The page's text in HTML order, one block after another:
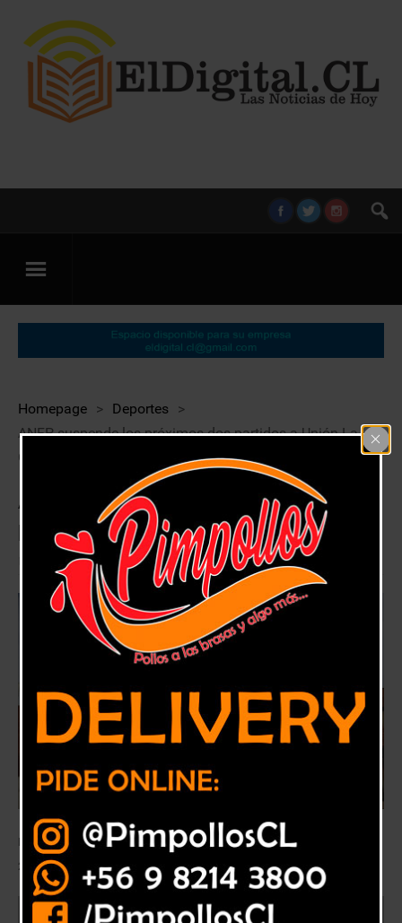
Homepage > Deportes >
ANFP suspende los próximos dos partidos a Unión La
Calera
ANFP suspende los próximos dos
partidos a Unión La Calera
16 diciembre, 2020 Deportes
Por razones sanitarias, se suspendieron los partidos de la fecha 24 y
25 para los cementeros.
Por razones sanitarias, se suspenden los siguientes partidos